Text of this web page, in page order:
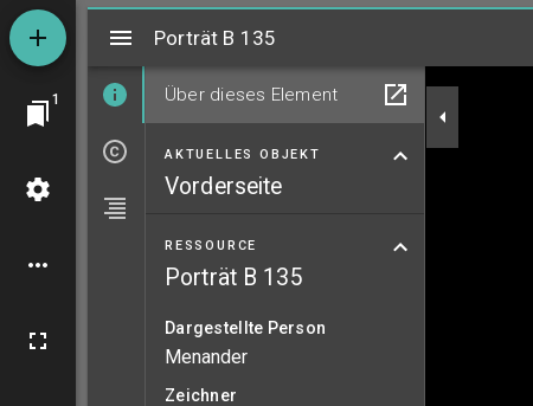
1
Mirador
Porträt B 135
Über dieses Element
AKTUELLES OBJEKT
Vorderseite
RESSOURCE
Porträt B 135
Dargestellte Person
Menander
Zeichner
Porträt B 135